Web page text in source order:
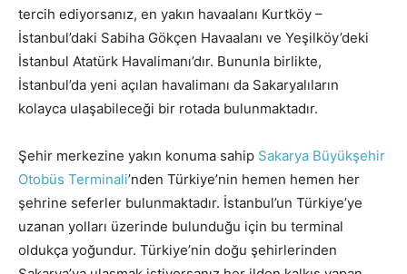
tercih ediyorsanız, en yakın havaalanı Kurtköy –
İstanbul’daki Sabiha Gökçen Havaalanı ve Yeşilköy’deki
İstanbul Atatürk Havalimanı’dır. Bununla birlikte,
İstanbul’da yeni açılan havalimanı da Sakaryalıların
kolayca ulaşabileceği bir rotada bulunmaktadır.
Şehir merkezine yakın konuma sahip Sakarya Büyükşehir
Otobüs Terminali’nden Türkiye’nin hemen hemen her
şehrine seferler bulunmaktadır. İstanbul’un Türkiye’ye
uzanan yolları üzerinde bulunduğu için bu terminal
oldukça yoğundur. Türkiye’nin doğu şehirlerinden